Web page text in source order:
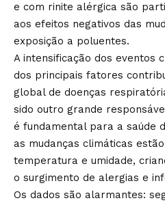
e com rinite alérgica são
aos efeitos negativos das
exposição a poluentes.
A intensificação dos eventos
dos principais fatores
global de doenças
sido outro grande
é fundamental para a saúde
as mudanças climáticas
temperatura e umidade,
o surgimento de alergias e
Os dados são alarmantes: